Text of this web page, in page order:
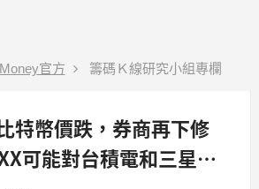
官方 籌碼Ｋ線研究小組專欄
特幣價跌，券商再下修
可能對台積電和三星再